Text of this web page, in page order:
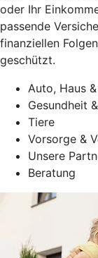
oder Ihr
passende
finanziellen
geschützt.
Auto, Haus
Gesundheit
Tiere
Vorsorge &
Unsere
Beratung